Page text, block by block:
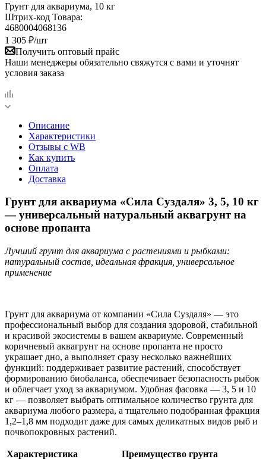
Грунт для аквариума, 10 кг
Штрих-код Товара:
4680004068136
1 305 ₽/шт
Получить оптовый прайс
Наши менеджеры обязательно свяжутся с вами и уточнят
условия заказа
Описание
Характеристики
Отзывы c WB
Как купить
Оплата
Доставка
Грунт для аквариума «Сила Суздаля» 3, 5, 10 кг
— универсальный натуральный аквагрунт на
основе пропанта
Лучший грунт для аквариума с растениями и рыбками:
натуральный состав, идеальная фракция, универсальное
применение
Грунт для аквариума от компании «Сила Суздаля» — это
профессиональный выбор для создания здоровой, стабильной
и красивой экосистемы в вашем аквариуме. Современный
коричневый аквагрунт на основе пропанта не просто
украшает дно, а выполняет сразу несколько важнейших
функций: поддерживает развитие растений, способствует
формированию биобаланса, обеспечивает безопасность рыбок
и облегчает уход за аквариумом. Удобная фасовка — 3, 5 и 10
кг — позволяет выбрать оптимальное количество грунта для
аквариума любого размера, а тщательно подобранная фракция
1,2–1,8 мм подходит даже для самых деликатных видов рыб и
почвопокровных растений.
Характеристика
Преимущество грунта